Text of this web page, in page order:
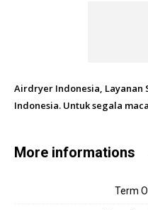
Airdryer Indonesia, Layanan
Indonesia. Untuk segala
More informations
Term